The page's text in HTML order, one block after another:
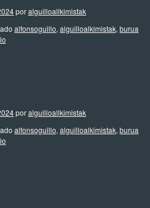
poralguilloallkimistak
alfonsoguillo, alguilloalkimistak, burua
poralguilloallkimistak
alfonsoguillo, alguilloalkimistak, burua